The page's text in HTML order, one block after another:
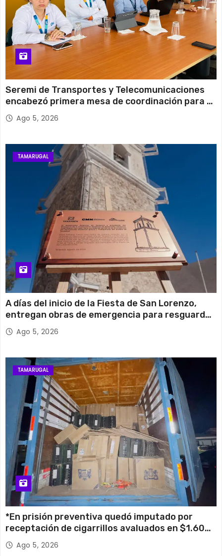
Seremi de Transportes y Telecomunicaciones
encabezó primera mesa de coordinación para el
retiro de cables en desuso en Iquique
Ago 5, 2026
TAMARUGAL
A días del inicio de la Fiesta de San Lorenzo,
entregan obras de emergencia para resguardar
su histórico campanario
Ago 5, 2026
TAMARUGAL
*En prisión preventiva quedó imputado por
receptación de cigarrillos avaluados en $1.600
millones*
Ago 5, 2026